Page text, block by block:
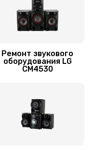
Ремонт звукового
оборудования LG
CM4530